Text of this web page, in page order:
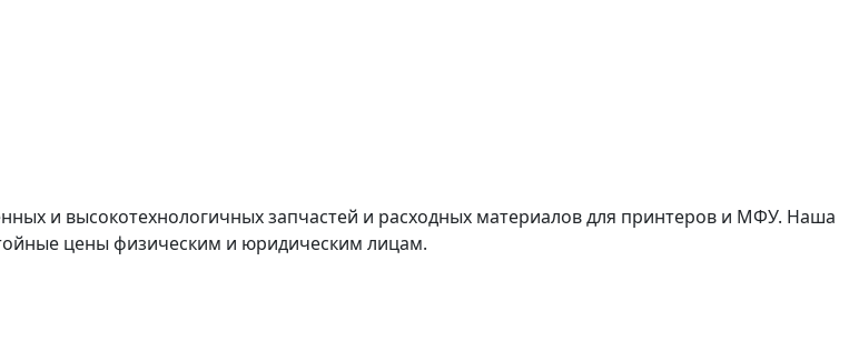
и высокотехнологичных запчастей и расходных материалов для принтеров и МФУ. Наша
цены физическим и юридическим лицам.